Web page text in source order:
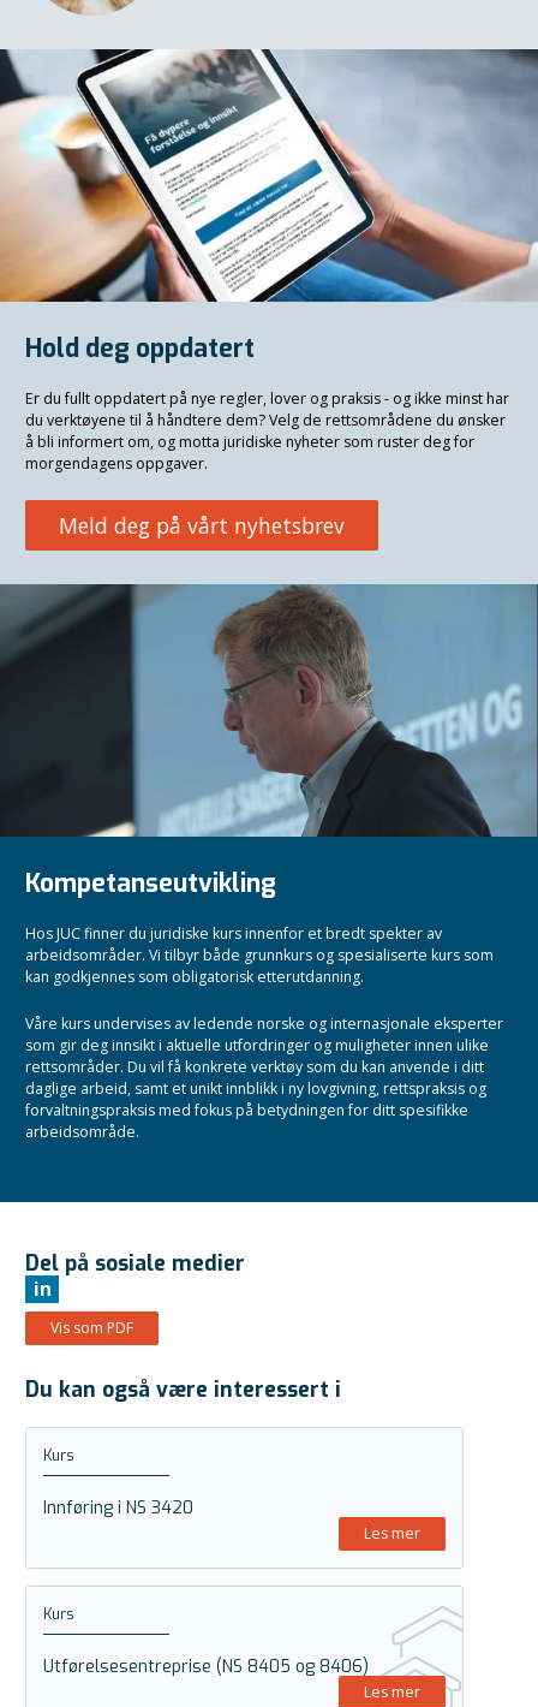
Hold deg oppdatert
Er du fullt oppdatert på nye regler, lover og praksis - og ikke minst har
du verktøyene til å håndtere dem? Velg de rettsområdene du ønsker
å bli informert om, og motta juridiske nyheter som ruster deg for
morgendagens oppgaver.
Meld deg på vårt nyhetsbrev
Kompetanseutvikling
Hos JUC finner du juridiske kurs innenfor et bredt spekter av
arbeidsområder. Vi tilbyr både grunnkurs og spesialiserte kurs som
kan godkjennes som obligatorisk etterutdanning.
Våre kurs undervises av ledende norske og internasjonale eksperter
som gir deg innsikt i aktuelle utfordringer og muligheter innen ulike
rettsområder. Du vil få konkrete verktøy som du kan anvende i ditt
daglige arbeid, samt et unikt innblikk i ny lovgivning, rettspraksis og
forvaltningspraksis med fokus på betydningen for ditt spesifikke
arbeidsområde.
Del på sosiale medier
in
Vis som PDF
Du kan også være interessert i
Kurs
Innføring i NS 3420
Les mer
Kurs
Utførelsesentreprise (NS 8405 og 8406)
Les mer